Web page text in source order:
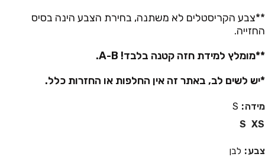
**צבע הקריסטלים לא משתנה, בחירת הצבע הינה בסיס
החזייה.
**מומלץ למידת חזה קטנה בלבד! A-B.
*יש לשים לב, באתר זה אין החלפות או החזרות כלל.
מידה
S
XS
S
צבע לבן